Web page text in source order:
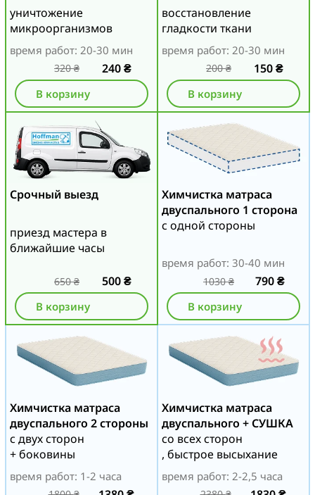
уничтожение
микроорганизмов
время работ: 20-30 мин
320₴ 240₴
В корзину
восстановление
гладкости ткани
время работ: 20-30 мин
200₴ 150₴
В корзину
Срочный выезд
приезд мастера в
ближайшие часы
650₴ 500₴
В корзину
Химчистка матраса
двуспального 1 сторона
с одной стороны
время работ: 30-40 мин
1030₴ 790₴
В корзину
Химчистка матраса
двуспального 2 стороны
с двух сторон
+ боковины
время работ: 1-2 часа
Химчистка матраса
двуспального + СУШКА
со всех сторон
, быстрое высыхание
время работ: 2-2,5 часа